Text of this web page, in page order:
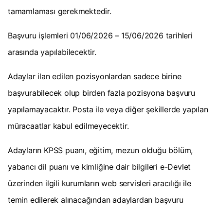
tamamlaması gerekmektedir.
Başvuru işlemleri 01/06/2026 – 15/06/2026 tarihleri
arasında yapılabilecektir.
Adaylar ilan edilen pozisyonlardan sadece birine
başvurabilecek olup birden fazla pozisyona başvuru
yapılamayacaktır. Posta ile veya diğer şekillerde yapılan
müracaatlar kabul edilmeyecektir.
Adayların KPSS puanı, eğitim, mezun olduğu bölüm,
yabancı dil puanı ve kimliğine dair bilgileri e-Devlet
üzerinden ilgili kurumların web servisleri aracılığı ile
temin edilerek alınacağından adaylardan başvuru